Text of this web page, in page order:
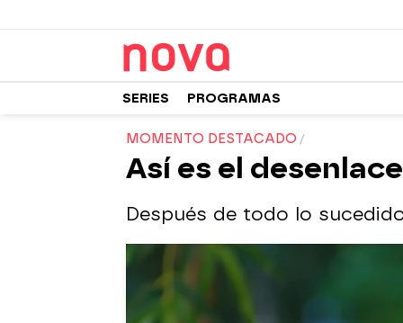
SERIES PROGRAMAS
MOMENTO DESTACADO
Así es el
Después de todo lo